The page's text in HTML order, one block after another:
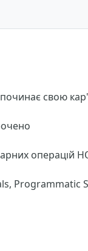
свою
операцій
Programmatic